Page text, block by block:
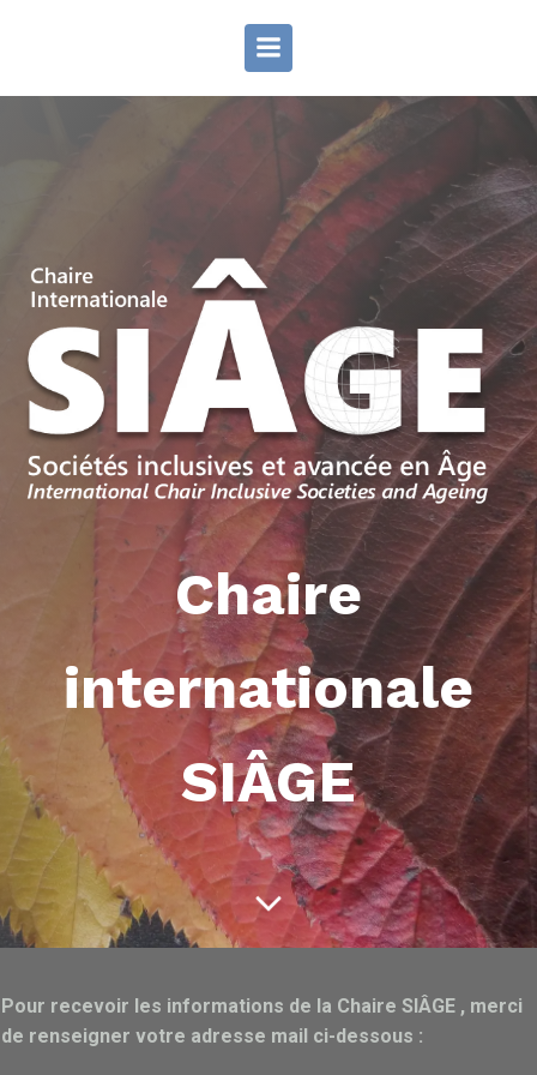
Chaire
internationale
SIÂGE
Pour recevoir les informations de la Chaire SIÂGE , merci
de renseigner votre adresse mail ci-dessous :